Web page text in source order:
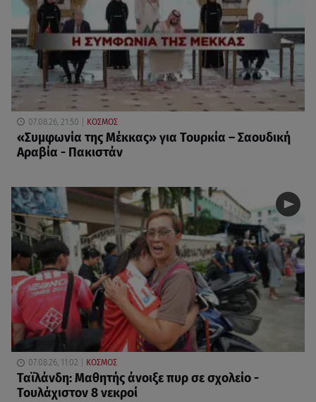
07.08.26, 21:50 ΚΟΣΜΟΣ
«Συμφωνία της Μέκκας» για Τουρκία – Σαουδική
Αραβία - Πακιστάν
07.08.26, 11:02 ΚΟΣΜΟΣ
Ταϊλάνδη: Μαθητής άνοιξε πυρ σε σχολείο -
Τουλάχιστον 8 νεκροί